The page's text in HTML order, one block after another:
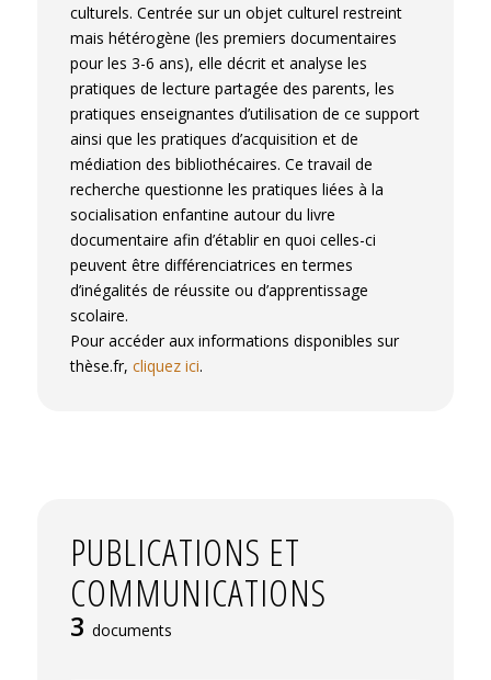
culturels. Centrée sur un objet culturel restreint
mais hétérogène (les premiers documentaires
pour les 3-6 ans), elle décrit et analyse les
pratiques de lecture partagée des parents, les
pratiques enseignantes d’utilisation de ce support
ainsi que les pratiques d’acquisition et de
médiation des bibliothécaires. Ce travail de
recherche questionne les pratiques liées à la
socialisation enfantine autour du livre
documentaire afin d’établir en quoi celles-ci
peuvent être différenciatrices en termes
d’inégalités de réussite ou d’apprentissage
scolaire.
Pour accéder aux informations disponibles sur
thèse.fr, cliquez ici.
PUBLICATIONS ET
COMMUNICATIONS
3 documents